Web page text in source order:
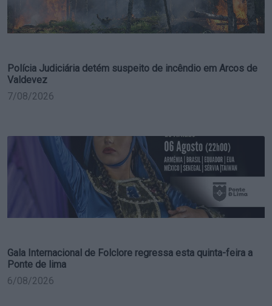
Polícia Judiciária detém suspeito de incêndio em Arcos de
Valdevez
7/08/2026
Gala Internacional de Folclore regressa esta quinta-feira a
Ponte de lima
6/08/2026